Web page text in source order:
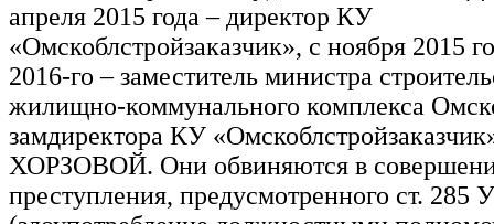
апреля 2015 года – директор КУ
«Омскоблстройзаказчик», с ноября 2015
2016-го – заместитель министра
жилищно-коммунального комплекса
замдиректора КУ
ХОРЗОВОЙ. Они обвиняются в
преступления, предусмотренного ст. 285